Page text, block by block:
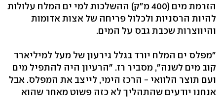
הזרמת מים (400 מ"ק) ההשלכות למי ים המלח עלולות
להיות הרסניות ולכלול פריחה של אצות אדומות
והיווצרות שכבת גבס על המים.
"מפלס ים המלח יורד בגלל גירעון של מעל למיליארד
קוב מים לשנה", מסביר רז. "הרעיון היה להתפיל מים
ועם תוצר הלוואי - הרכז הימי, לייצב את המפלס. אבל
אנחנו יודעים שהתהליך לא כזה פשוט מאחר שהוא